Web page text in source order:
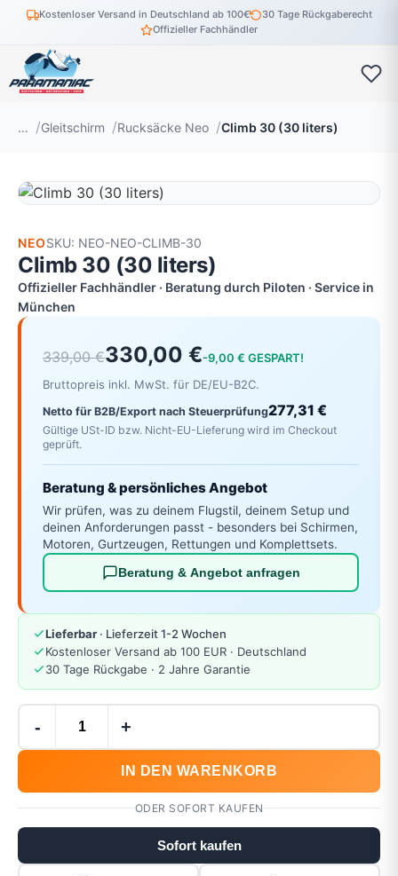
Kostenloser Versand in Deutschland ab 100€
30 Tage Rückgaberecht
Offizieller Fachhändler
… Gleitschirm Rucksäcke Neo Climb 30 (30 liters)
NEOSKU: NEO-NEO-CLIMB-30
Climb 30 (30 liters)
Offizieller Fachhändler · Beratung durch Piloten · Service in
München
339,00 €330,00 €-9,00 € GESPART!
Bruttopreis inkl. MwSt. für DE/EU-B2C.
Netto für B2B/Export nach Steuerprüfung277,31 €
Gültige USt-ID bzw. Nicht-EU-Lieferung wird im Checkout
geprüft.
Beratung & persönliches Angebot
Wir prüfen, was zu deinem Flugstil, deinem Setup und
deinen Anforderungen passt - besonders bei Schirmen,
Motoren, Gurtzeugen, Rettungen und Komplettsets.
Beratung & Angebot anfragen
Lieferbar · Lieferzeit 1-2 Wochen
Kostenloser Versand ab 100 EUR · Deutschland
30 Tage Rückgabe · 2 Jahre Garantie
- +
IN DEN WARENKORB
ODER SOFORT KAUFEN
Sofort kaufen